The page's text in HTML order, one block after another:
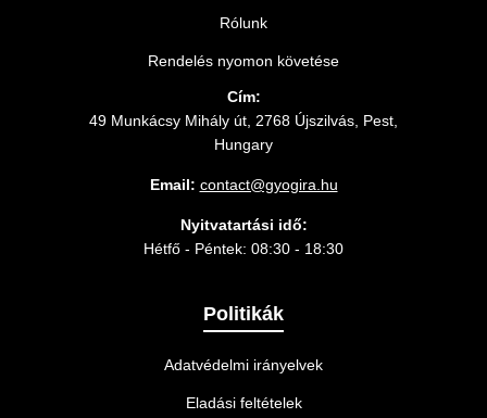
Rólunk
Rendelés nyomon követése
Cím:
49 Munkácsy Mihály út, 2768 Újszilvás, Pest,
Hungary
Email: contact@gyogira.hu
Nyitvatartási idő:
Hétfő - Péntek: 08:30 - 18:30
Politikák
Adatvédelmi irányelvek
Eladási feltételek